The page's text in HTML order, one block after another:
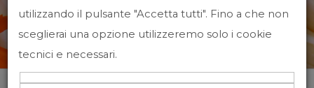
News&Events
Home News&events
utilizzando il pulsante "Accetta tutti". Fino a che non
sceglierai una opzione utilizzeremo solo i cookie
tecnici e necessari.